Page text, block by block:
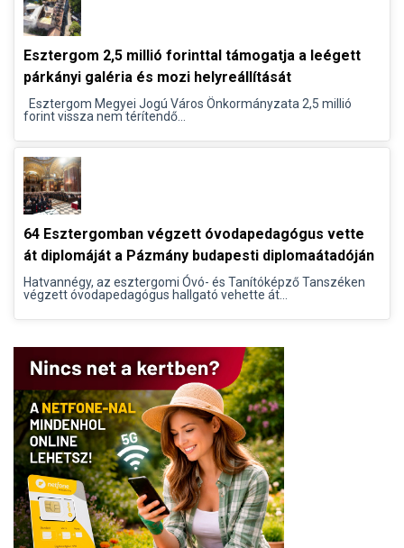
Esztergom 2,5 millió forinttal támogatja a leégett
párkányi galéria és mozi helyreállítását
Esztergom Megyei Jogú Város Önkormányzata 2,5 millió
forint vissza nem térítendő...
64 Esztergomban végzett óvodapedagógus vette
át diplomáját a Pázmány budapesti diplomaátadóján
Hatvannégy, az esztergomi Óvó- és Tanítóképző Tanszéken
végzett óvodapedagógus hallgató vehette át...